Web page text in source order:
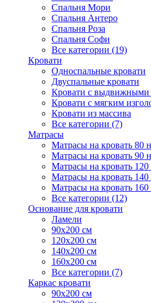
Спальня Мори
Спальня Антеро
Спальня Роза
Спальня Софи
Все категории (19)
Кровати
Односпальные кровати
Двуспальные кровати
Кровати с
Кровати с мягким
Кровати из массива
Все категории (7)
Матрасы
Матрасы на кровать 80
Матрасы на кровать 90
Матрасы на кровать
Матрасы на кровать
Матрасы на кровать
Все категории (12)
Основание для кровати
Ламели
90х200 см
120х200 см
140х200 см
160х200 см
Все категории (7)
Каркас кровати
90х200 см